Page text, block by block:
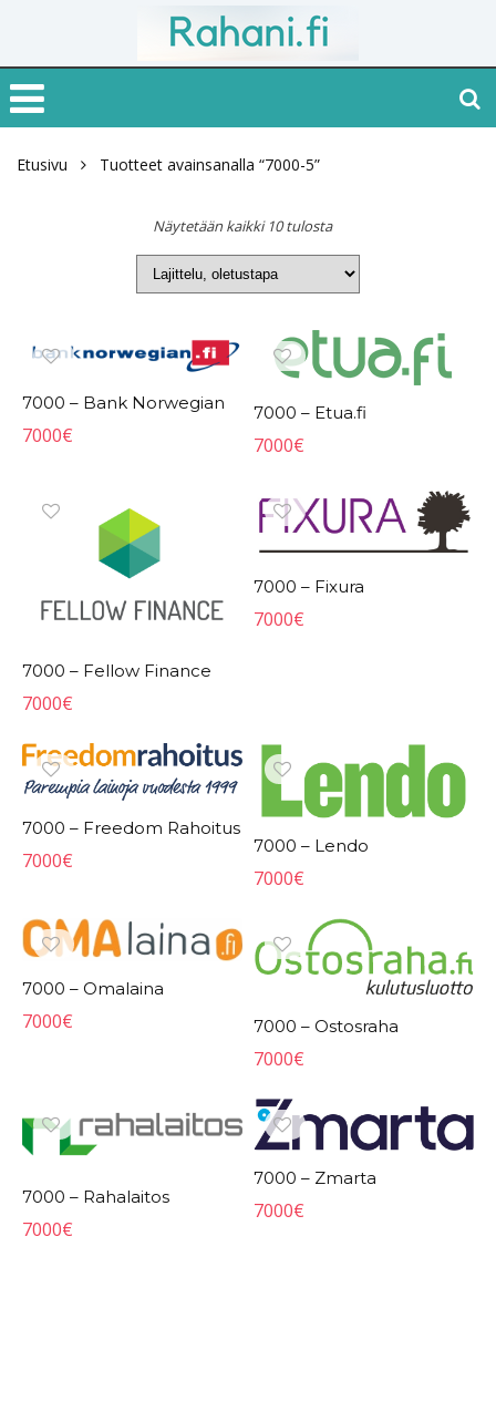
Etusivu Tuotteet avainsanalla “7000-5”
Näytetään kaikki 10 tulosta
7000 – Bank Norwegian
7000€
7000 – Etua.fi
7000€
7000 – Fellow Finance
7000€
7000 – Fixura
7000€
7000 – Freedom Rahoitus
7000€
7000 – Lendo
7000€
7000 – Omalaina
7000€ 7000 – Ostosraha
7000€
7000 – Rahalaitos
7000€
7000 – Zmarta
7000€